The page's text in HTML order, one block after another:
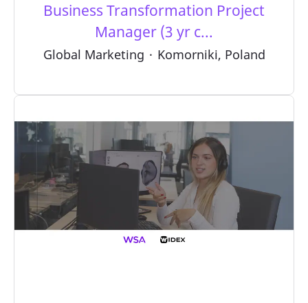
Business Transformation Project
Manager (3 yr c...
Global Marketing · Komorniki, Poland